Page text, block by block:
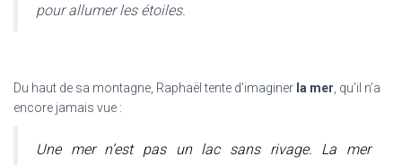
pour allumer les étoiles.
Du haut de sa montagne, Raphaël tente d’imaginer la mer , qu’il n’a
encore jamais vue :
Une mer n’est pas un lac sans rivage. La mer